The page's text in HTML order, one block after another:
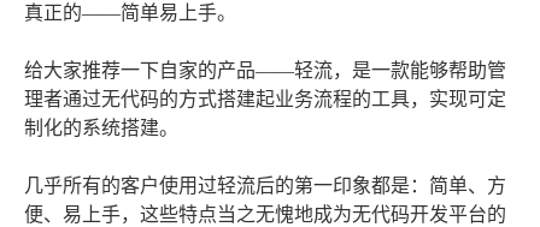
真正的——简单易上手。
给大家推荐一下自家的产品——轻流，是一款能够帮助管
理者通过无代码的方式搭建起业务流程的工具，实现可定
制化的系统搭建。
几乎所有的客户使用过轻流后的第一印象都是：简单、方
便、易上手，这些特点当之无愧地成为无代码开发平台的